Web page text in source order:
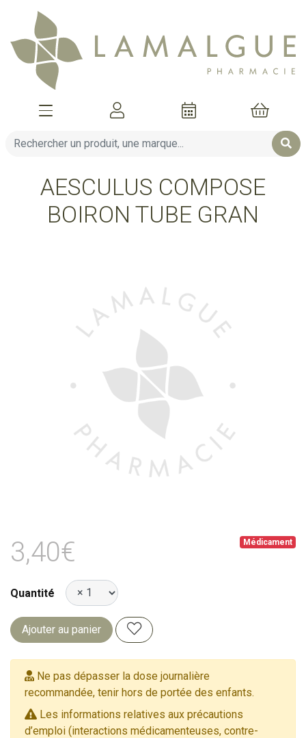
Afficher la navigation
Mon
AESCULUS COMPOSE
BOIRON TUBE GRAN
Médicament
3,40€
Quantité
Ajouter au panier
Ne pas dépasser la dose journalière
recommandée, tenir hors de portée des enfants.
Les informations relatives aux précautions
d’emploi (interactions médicamenteuses, contre-